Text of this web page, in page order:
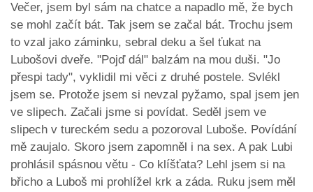
Večer, jsem byl sám na chatce a napadlo mě, že bych
se mohl začít bát. Tak jsem se začal bát. Trochu jsem
to vzal jako záminku, sebral deku a šel ťukat na
Lubošovi dveře. "Pojď dál" balzám na mou duši. "Jo
přespi tady", vyklidil mi věci z druhé postele. Svlékl
jsem se. Protože jsem si nevzal pyžamo, spal jsem jen
ve slipech. Začali jsme si povídat. Seděl jsem ve
slipech v tureckém sedu a pozoroval Luboše. Povídání
mě zaujalo. Skoro jsem zapomněl i na sex. A pak Lubi
prohlásil spásnou větu - Co klíšťata? Lehl jsem si na
břicho a Luboš mi prohlížel krk a záda. Ruku jsem měl